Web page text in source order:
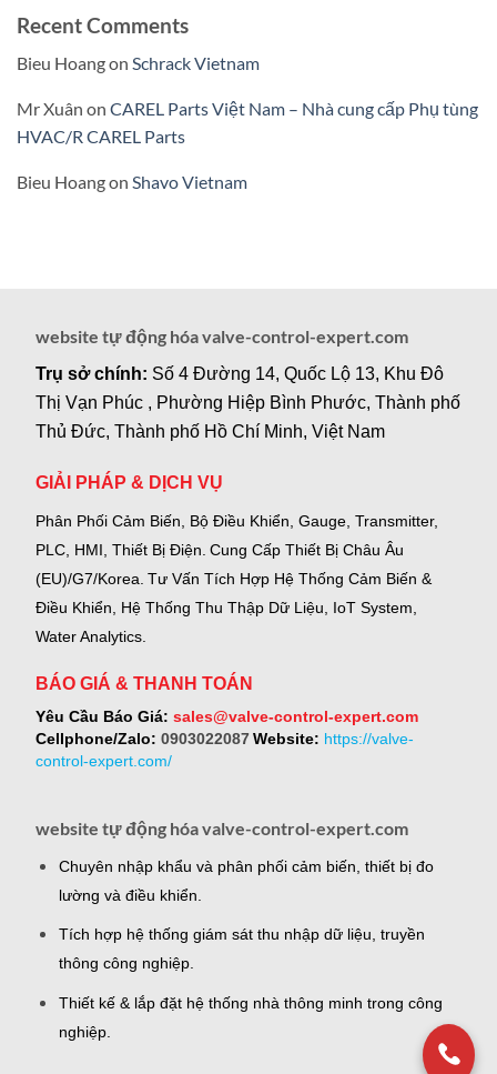
Recent Comments
Bieu Hoangon Schrack Vietnam
Mr Xuân on CAREL Parts Việt Nam – Nhà cung cấp Phụ tùng
HVAC/R CAREL Parts
Bieu Hoangon Shavo Vietnam
website tự động hóa valve-control-expert.com
Trụ sở chính: Số 4 Đường 14, Quốc Lộ 13, Khu Đô
Thị Vạn Phúc , Phường Hiệp Bình Phước, Thành phố
Thủ Đức, Thành phố Hồ Chí Minh, Việt Nam
GIẢI PHÁP & DỊCH VỤ
Phân Phối Cảm Biến, Bộ Điều Khiển, Gauge, Transmitter,
PLC, HMI, Thiết Bị Điện. Cung Cấp Thiết Bị Châu Âu
(EU)/G7/Korea. Tư Vấn Tích Hợp Hệ Thống Cảm Biến &
Điều Khiển, Hệ Thống Thu Thập Dữ Liệu, IoT System,
Water Analytics.
BÁO GIÁ & THANH TOÁN
Yêu Cầu Báo Giá: sales@valve-control-expert.com
Cellphone/Zalo: 0903022087 Website: https://valve-
control-expert.com/
website tự động hóa valve-control-expert.com
Chuyên nhập khẩu và phân phối cảm biến, thiết bị đo
lường và điều khiển.
Tích hợp hệ thống giám sát thu nhập dữ liệu, truyền
thông công nghiệp.
Thiết kế & lắp đặt hệ thống nhà thông minh trong công
nghiệp.